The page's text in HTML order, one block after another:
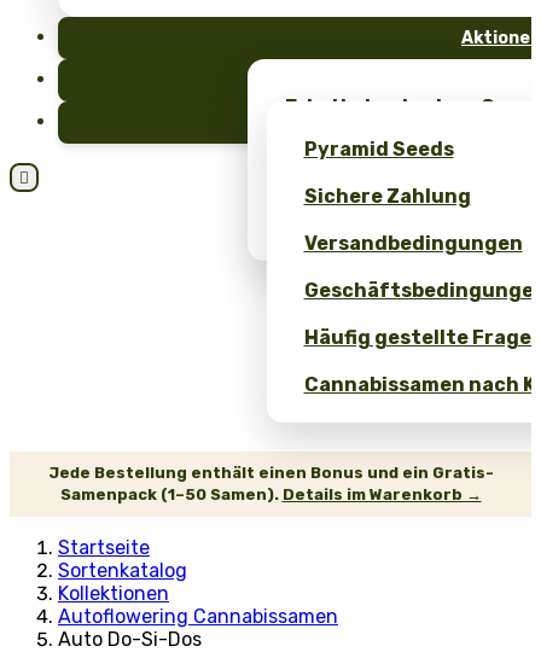
Aktionen
Erhalte kostenlose
Seeds!
Erhalten Sie 10 %
Pyramid Seeds
Sichere Zahlung
Versandbedingungen
Häufig gestellte Fragen
Cannabissamen nach

Jede Bestellung enthält einen Bonus und ein Gratis-
Samenpack (1–50 Samen). Details im Warenkorb →
Startseite
Sortenkatalog
Kollektionen
Autoflowering Cannabissamen
Auto Do-Si-Dos